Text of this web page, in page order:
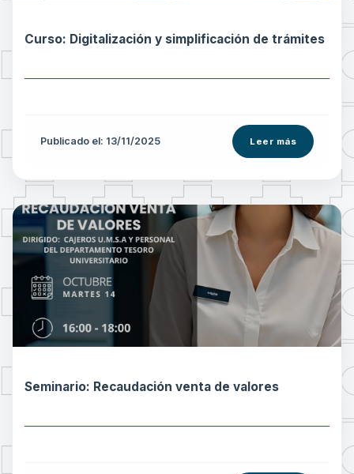
Curso: Digitalización y simplificación de trámites
Publicado el: 13/11/2025 Leer más
Seminario: Recaudación venta de valores